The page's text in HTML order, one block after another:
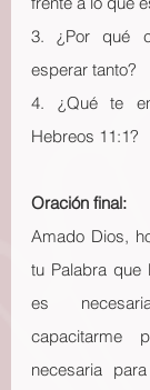
3. ¿Por qué
esperar tanto?
4. ¿Qué te
Hebreos 11:1?
Oración final:
Amado Dios,
tu Palabra que
es
capacitarme
necesaria